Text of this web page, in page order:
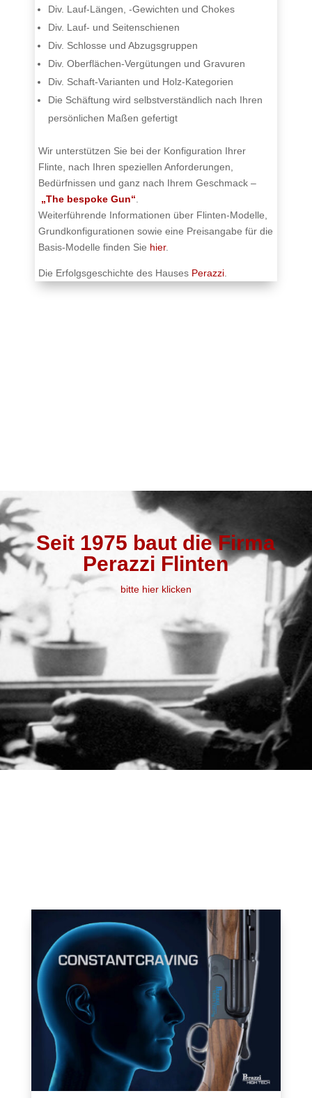
Div. Lauf-Längen, -Gewichten und Chokes
Div. Lauf- und Seitenschienen
Div. Schlosse und Abzugsgruppen
Div. Oberflächen-Vergütungen und Gravuren
Div. Schaft-Varianten und Holz-Kategorien
Die Schäftung wird selbstverständlich nach Ihren
persönlichen Maßen gefertigt
Wir unterstützen Sie bei der Konfiguration Ihrer
Flinte, nach Ihren speziellen Anforderungen,
Bedürfnissen und ganz nach Ihrem Geschmack –
„The bespoke Gun“.
Weiterführende Informationen über Flinten-Modelle,
Grundkonfigurationen sowie eine Preisangabe für die
Basis-Modelle finden Sie hier.
Die Erfolgsgeschichte des Hauses Perazzi.
Seit 1975 baut die Firma
Perazzi Flinten
bitte hier klicken